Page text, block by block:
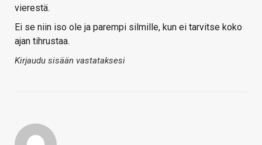
vierestä.
Ei se niin iso ole ja parempi silmille, kun ei tarvitse koko
ajan tihrustaa.
Kirjaudu sisään vastataksesi